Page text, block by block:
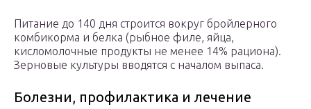
Питание до 140 дня строится вокруг бройлерного
комбикорма и белка (рыбное филе, яйца,
кисломолочные продукты не менее 14% рациона).
Зерновые культуры вводятся с началом выпаса.
Болезни, профилактика и лечение